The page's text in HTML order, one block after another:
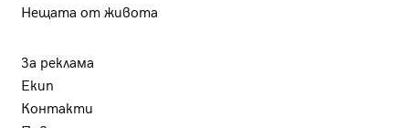
Нещата от живота
За реклама
Екип
Контакти